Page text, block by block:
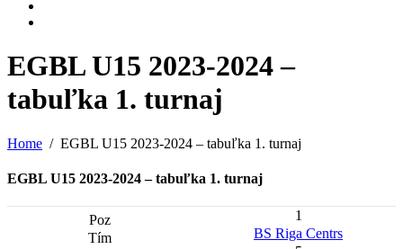
EGBL U15 2023-2024 –
tabuľka 1. turnaj
Home EGBL U15 2023-2024 – tabuľka 1. turnaj
EGBL U15 2023-2024 – tabuľka 1. turnaj
1
BS Riga Centrs